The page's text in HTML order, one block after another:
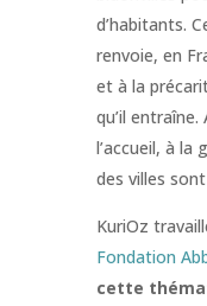
d’habitants.
renvoie, en
et à la
qu’il
l’accueil, à la
des villes
KuriOz
Fondation
cette